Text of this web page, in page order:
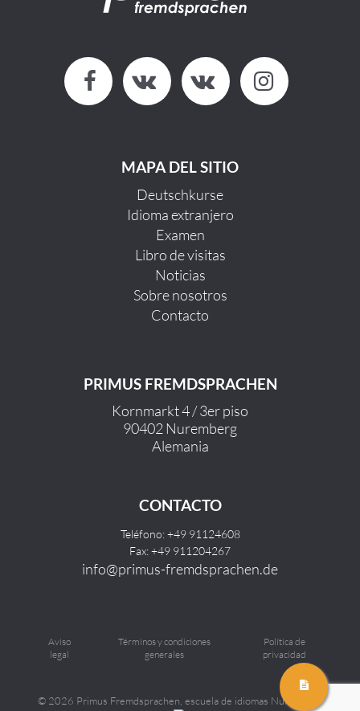
MAPA DEL SITIO
Deutschkurse
Idioma extranjero
Examen
Libro de visitas
Noticias
Sobre nosotros
Contacto
PRIMUS FREMDSPRACHEN
Kornmarkt 4 / 3er piso
90402 Nuremberg
Alemania
CONTACTO
Teléfono: +49 91124608
Fax: +49 911204267
info@primus-fremdsprachen.de
Aviso
legal
Términos y condiciones
generales
Política de
privacidad
© 2026 Primus Fremdsprachen, escuela de idiomas Nuremberg